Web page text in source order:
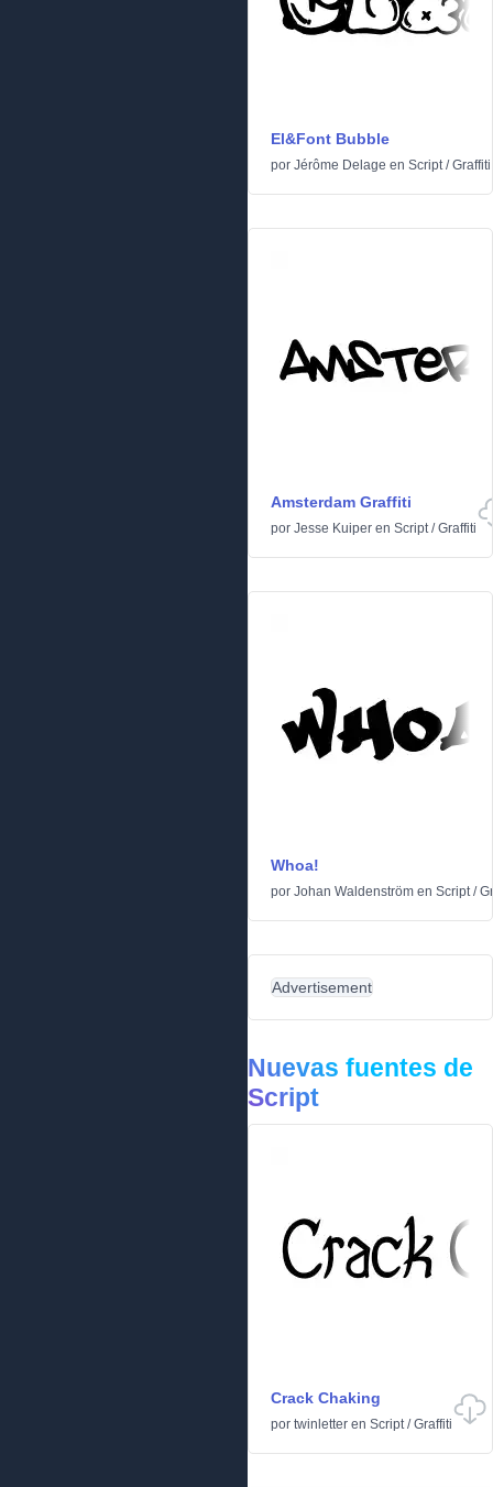
El&Font Bubble
por Jérôme Delage en Script/Graffiti
Amsterdam Graffiti
por Jesse Kuiper en Script/Graffiti
Whoa!
por Johan Waldenström en Script/
Advertisement
Nuevas fuentes de
Script
Crack Chaking
por twinletter en Script/Graffiti